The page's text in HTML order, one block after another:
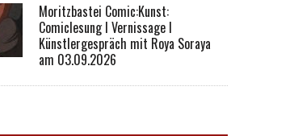
Moritzbastei Comic:Kunst:
Comiclesung I Vernissage I
Künstlergespräch mit Roya Soraya
am 03.09.2026